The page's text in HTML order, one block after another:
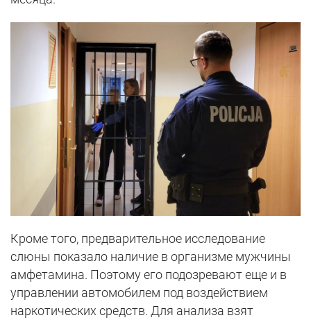
Кроме того, предварительное исследование
слюны показало наличие в организме мужчины
амфетамина. Поэтому его подозревают еще и в
управлении автомобилем под воздействием
наркотических средств. Для анализа взят